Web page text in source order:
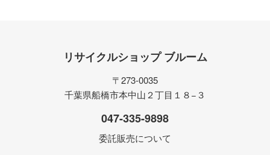
リサイクルショップ ブルーム
〒273-0035
千葉県船橋市本中山２丁目１８−３
047-335-9898
委託販売について